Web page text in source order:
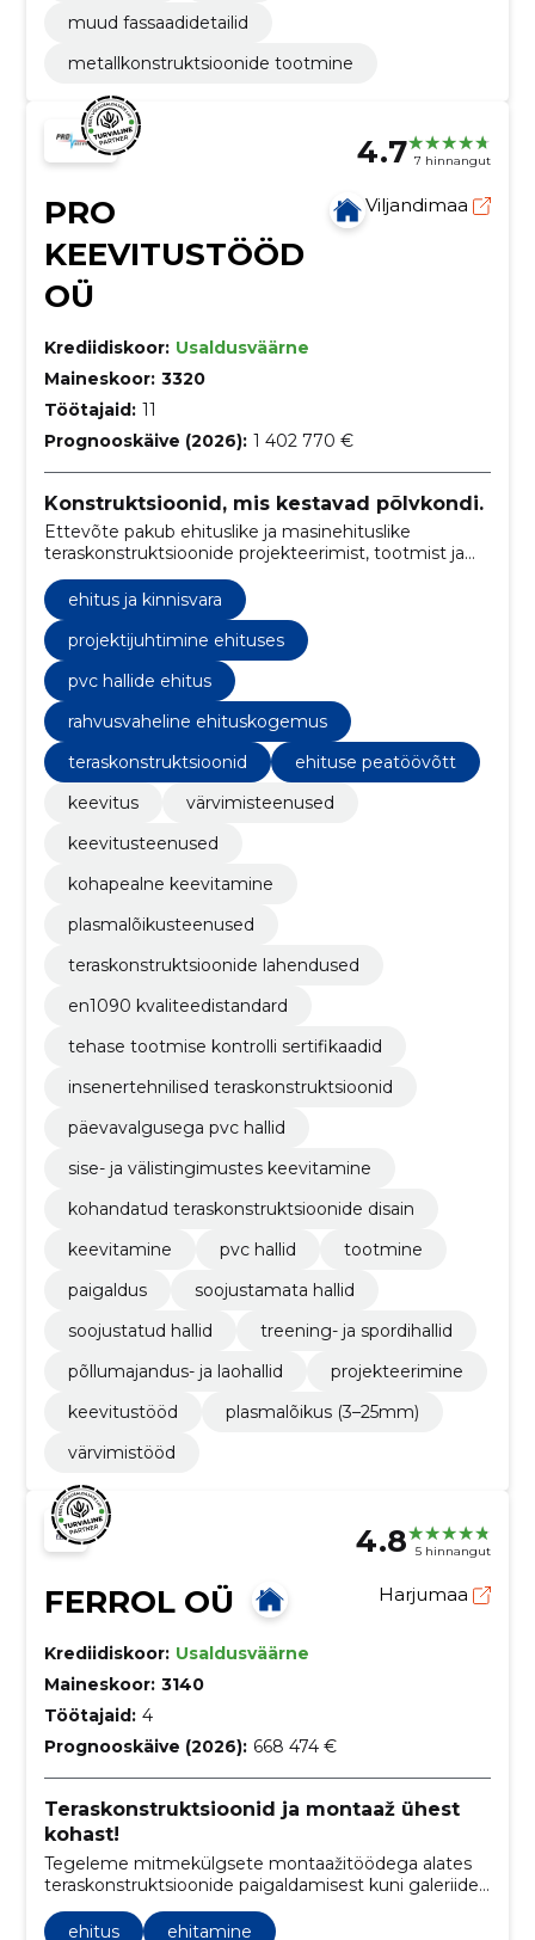
muud fassaadidetailid
metallkonstruktsioonide tootmine
4.7 7 hinnangut
PRO
KEEVITUSTÖÖD
OÜ
Viljandimaa
Krediidiskoor: Usaldusväärne
Maineskoor: 3320
Töötajaid: 11
Prognooskäive (2026): 1 402 770 €
Konstruktsioonid, mis kestavad põlvkondi.
Ettevõte pakub ehituslike ja masinehituslike
teraskonstruktsioonide projekteerimist, tootmist ja
paigaldust. Lisaks valmistatakse PVC halle ning
teostatakse keevitus- ja lõiketöid.
ehitus ja kinnisvara
projektijuhtimine ehituses
pvc hallide ehitus
rahvusvaheline ehituskogemus
teraskonstruktsioonid
ehituse peatöövõtt
keevitus
värvimisteenused
keevitusteenused
kohapealne keevitamine
plasmalõikusteenused
teraskonstruktsioonide lahendused
en1090 kvaliteedistandard
tehase tootmise kontrolli sertifikaadid
insenertehnilised teraskonstruktsioonid
päevavalgusega pvc hallid
sise- ja välistingimustes keevitamine
kohandatud teraskonstruktsioonide disain
keevitamine
pvc hallid
tootmine
paigaldus
soojustamata hallid
soojustatud hallid
treening- ja spordihallid
põllumajandus- ja laohallid
projekteerimine
keevitustööd
plasmalõikus (3–25mm)
värvimistööd
4.8 5 hinnangut
FERROL OÜ Harjumaa
Krediidiskoor: Usaldusväärne
Maineskoor: 3140
Töötajaid: 4
Prognooskäive (2026): 668 474 €
Teraskonstruktsioonid ja montaaž ühest
kohast!
Tegeleme mitmekülgsete montaažitöödega alates
teraskonstruktsioonide paigaldamisest kuni galeriide
koostamiseni, pakkudes klientidele terviklikke
ehituslahendusi.
ehitus ehitamine